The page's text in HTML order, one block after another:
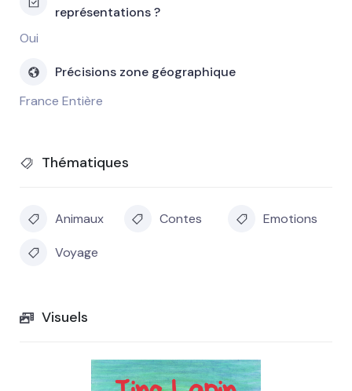
représentations ?
Oui
Précisions zone géographique
France Entière
Thématiques
Animaux Contes Emotions
Voyage
Visuels